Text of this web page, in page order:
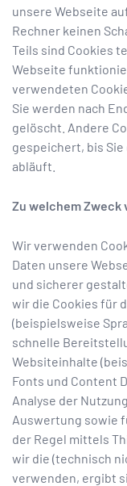
unsere Webseite
Rechner keinen
Teils sind Cookies
Webseite
verwendeten
Sie werden nach
gelöscht. Andere
gespeichert, bis
abläuft.
Zu welchem Zweck
Wir verwenden
Daten unsere
und sicherer
wir die Cookies für
(beispielsweise
schnelle
Websiteinhalte
Fonts und Content
Analyse der
Auswertung sowie
der Regel mittels
wir die (technisch
verwenden, ergibt